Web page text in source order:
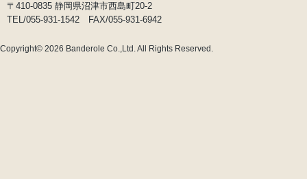
〒410-0835 静岡県沼津市西島町20-2
TEL/055-931-1542 FAX/055-931-6942
Copyright© 2026 Banderole Co.,Ltd.All Rights Reserved.